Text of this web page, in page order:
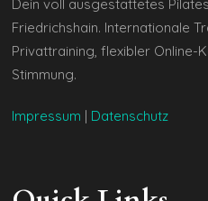
Dein voll ausgestattetes
Friedrichshain. Internationale
Privattraining, flexibler Online-
Stimmung.
Impressum | Datenschutz